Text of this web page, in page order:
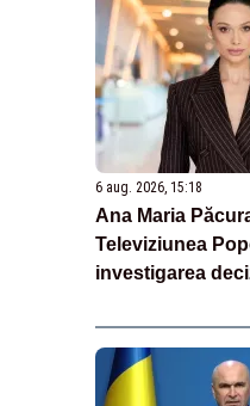
6 aug. 2026, 15:18
Ana Maria
Televiziunea
investigarea
enegetică